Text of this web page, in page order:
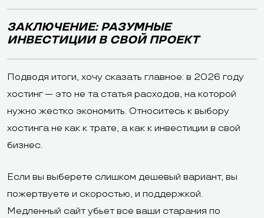
ЗАКЛЮЧЕНИЕ: РАЗУМНЫЕ
ИНВЕСТИЦИИ В СВОЙ ПРОЕКТ
Подводя итоги, хочу сказать главное: в 2026 году
хостинг — это не та статья расходов, на которой
нужно жестко экономить. Относитесь к выбору
хостинга не как к трате, а как к инвестиции в свой
бизнес.
Если вы выберете слишком дешевый вариант, вы
пожертвуете и скоростью, и поддержкой.
Медленный сайт убьет все ваши старания по